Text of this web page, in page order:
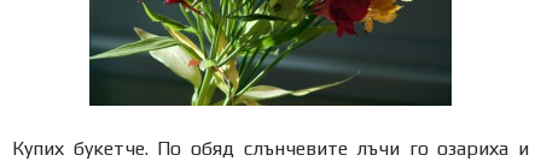
Купих букетче. По обяд слънчевите лъчи го озариха и